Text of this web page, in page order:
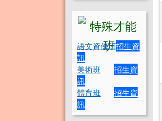
語文資優班招生資
訊
美術班
招生資
訊
體育班
招生資
訊